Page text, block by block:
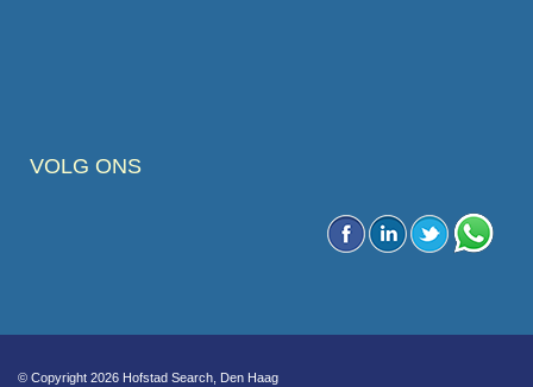
VOLG ONS
© Copyright 2026 Hofstad Search, Den Haag